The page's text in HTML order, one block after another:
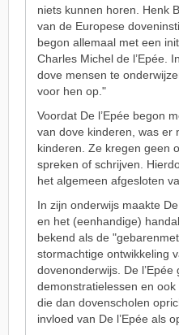
niets kunnen horen. Henk
van de Europese
begon allemaal met een
Charles Michel de l’Epée.
dove mensen te
voor hen op."
Voordat De l’Epée begon
van dove kinderen, was er
kinderen. Ze kregen geen
spreken of schrijven.
het algemeen afgesloten
In zijn onderwijs maakte
en het (eenhandige)
bekend als de
stormachtige ontwikkeling
dovenonderwijs. De l’Epée
demonstratielessen en
die dan dovenscholen
invloed van De l’Epée als